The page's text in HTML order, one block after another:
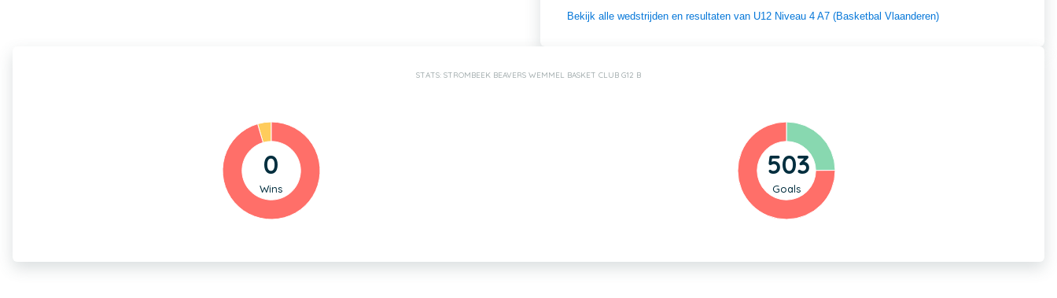
Bekijk alle wedstrijden en resultaten van U12 Niveau 4 A7 (Basketbal Vlaanderen)
STATS: STROMBEEK BEAVERS WEMMEL BASKET CLUB G12 B
0
Wins
503
Goals